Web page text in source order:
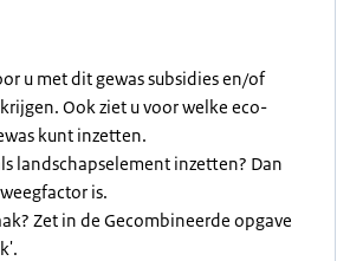
u met dit gewas subsidies en/of
Ook ziet u voor welke eco-
kunt inzetten.
landschapselement inzetten? Dan
is.
Zet in de Gecombineerde opgave